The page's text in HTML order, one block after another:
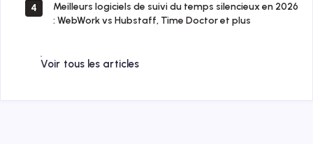
4
Meilleurs logiciels de suivi du temps silencieux en 2026
: WebWork vs Hubstaff, Time Doctor et plus
Voir tous les articles